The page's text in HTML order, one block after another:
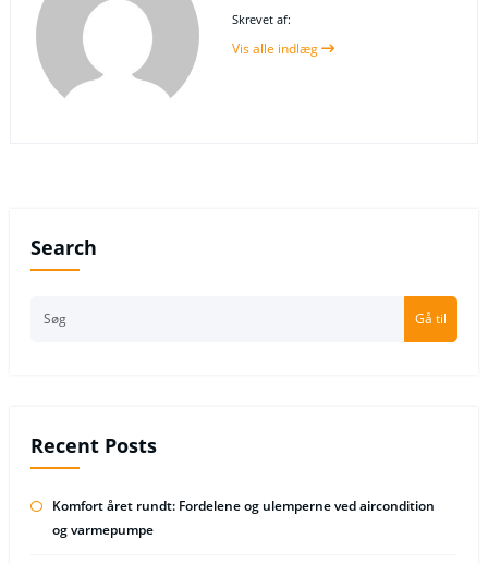
Skrevet af:
Vis alle indlæg
Search
Gå til
Recent Posts
Komfort året rundt: Fordelene og ulemperne ved aircondition
og varmepumpe